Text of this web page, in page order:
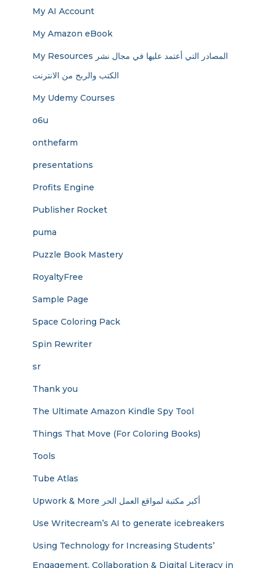
My AI Account
My Amazon eBook
My Resources المصادر التي أعتمد عليها في مجال نشر
الكتب والربح من الانترنت
My Udemy Courses
o6u
onthefarm
presentations
Profits Engine
Publisher Rocket
puma
Puzzle Book Mastery
RoyaltyFree
Sample Page
Space Coloring Pack
Spin Rewriter
sr
Thank you
The Ultimate Amazon Kindle Spy Tool
Things That Move (For Coloring Books)
Tools
Tube Atlas
Upwork & More أكبر مكتبة لمواقع العمل الحر
Use Writecream’s AI to generate icebreakers
Using Technology for Increasing Students’
Engagement, Collaboration & Digital Literacy in